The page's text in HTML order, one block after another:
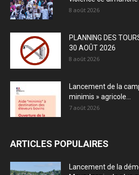
8 août 2026
PLANNING DES
30 AOÛT 2026
8 août 2026
Lancement de la
minimis » agricole...
7 août 2026
ARTICLES POPULAIRES
Lancement de la